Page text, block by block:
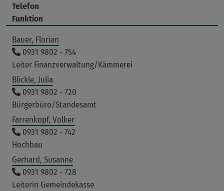
Telefon
Funktion
Bauer, Florian
0931 9802 - 754
Leiter Finanzverwaltung/Kämmerei
Blickle, Julia
0931 9802 - 720
Bürgerbüro/Standesamt
Farrenkopf, Volker
0931 9802 - 742
Hochbau
Gerhard, Susanne
0931 9802 - 728
Leiterin Gemeindekasse